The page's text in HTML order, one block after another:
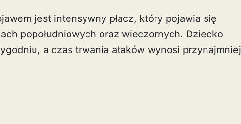
jest intensywny płacz, który pojawia się
popołudniowych oraz wieczornych. Dziecko
a czas trwania ataków wynosi przynajmniej